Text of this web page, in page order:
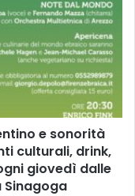
e sonorità
culturali, drink,
giovedì dalle
Sinagoga